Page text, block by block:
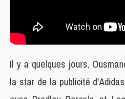
Il y a quelques jours,
la star de la publicité